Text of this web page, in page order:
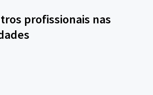
profissionais nas